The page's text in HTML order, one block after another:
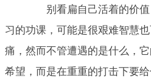
别看扁自己活着的价值
习的功课，可能是很艰难智慧
痛，然而不管遭遇的是什么，
希望，而是在重重的打击下要